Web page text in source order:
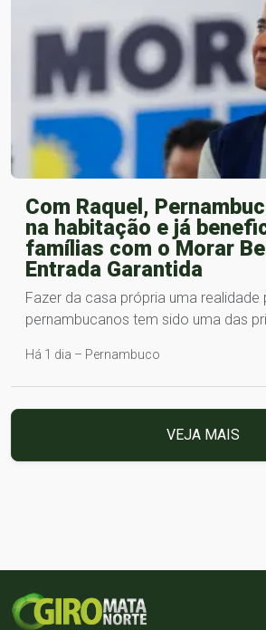
Com Raquel,
na habitação e já
famílias com o Morar
Entrada Garantida
Fazer da casa própria uma realidade
pernambucanos tem sido uma das
Há 1 dia – Pernambuco
VEJA MAIS